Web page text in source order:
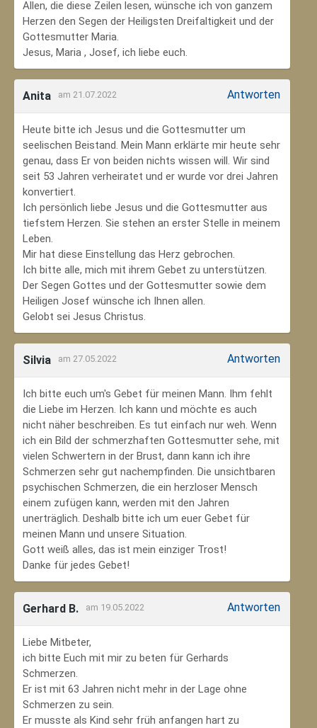
Allen, die diese Zeilen lesen, wünsche ich von ganzem
Herzen den Segen der Heiligsten Dreifaltigkeit und der
Gottesmutter Maria.
Jesus, Maria , Josef, ich liebe euch.
Anita am 21.07.2022 Antworten
Heute bitte ich Jesus und die Gottesmutter um
seelischen Beistand. Mein Mann erklärte mir heute sehr
genau, dass Er von beiden nichts wissen will. Wir sind
seit 53 Jahren verheiratet und er wurde vor drei Jahren
konvertiert.
Ich persönlich liebe Jesus und die Gottesmutter aus
tiefstem Herzen. Sie stehen an erster Stelle in meinem
Leben.
Mir hat diese Einstellung das Herz gebrochen.
Ich bitte alle, mich mit ihrem Gebet zu unterstützen.
Der Segen Gottes und der Gottesmutter sowie dem
Heiligen Josef wünsche ich Ihnen allen.
Gelobt sei Jesus Christus.
Silvia am 27.05.2022 Antworten
Ich bitte euch um's Gebet für meinen Mann. Ihm fehlt
die Liebe im Herzen. Ich kann und möchte es auch
nicht näher beschreiben. Es tut einfach nur weh. Wenn
ich ein Bild der schmerzhaften Gottesmutter sehe, mit
vielen Schwertern in der Brust, dann kann ich ihre
Schmerzen sehr gut nachempfinden. Die unsichtbaren
psychischen Schmerzen, die ein herzloser Mensch
einem zufügen kann, werden mit den Jahren
unerträglich. Deshalb bitte ich um euer Gebet für
meinen Mann und unsere Situation.
Gott weiß alles, das ist mein einziger Trost!
Danke für jedes Gebet!
Gerhard B. am 19.05.2022 Antworten
Liebe Mitbeter,
ich bitte Euch mit mir zu beten für Gerhards
Schmerzen.
Er ist mit 63 Jahren nicht mehr in der Lage ohne
Schmerzen zu sein.
Er musste als Kind sehr früh anfangen hart zu